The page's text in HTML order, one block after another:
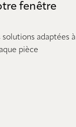
fenêtre
adaptées à
pièce